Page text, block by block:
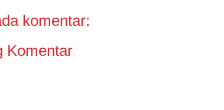
komentar:
Komentar